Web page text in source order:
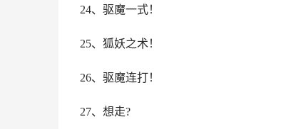
24、驱魔一式！
25、狐妖之术！
26、驱魔连打！
27、想走?